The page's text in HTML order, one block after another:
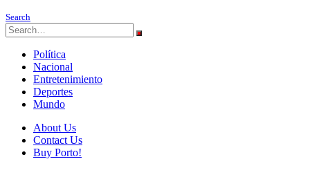
Search
Política
Nacional
Entretenimiento
Deportes
Mundo
About Us
Contact Us
Buy Porto!